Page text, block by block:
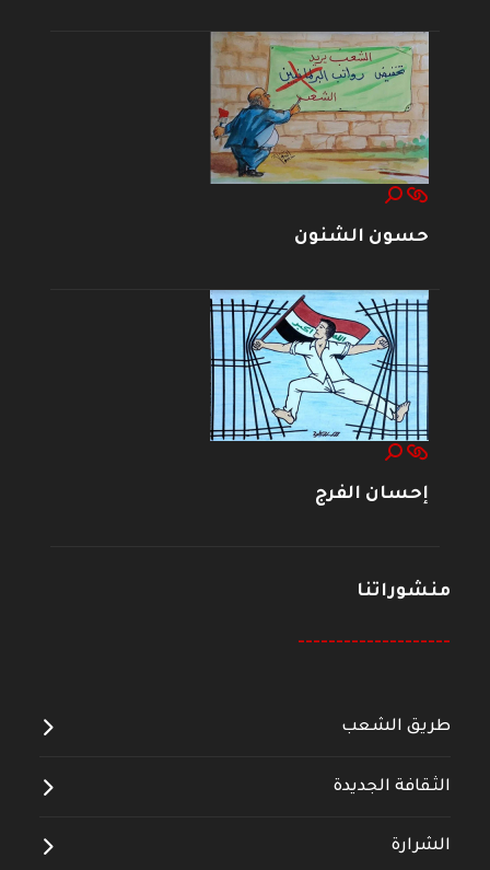
حسون الشنون
إحسان الفرج
منشوراتنا
--------------------
طريق الشعب
الثقافة الجديدة
الشرارة